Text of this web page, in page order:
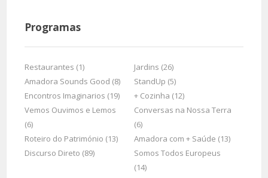
Programas
Restaurantes (1)
Jardins (26)
Amadora Sounds Good (8)
StandUp (5)
Encontros Imaginarios (19)
+ Cozinha (12)
Vemos Ouvimos e Lemos
(6)
Conversas na Nossa Terra
(6)
Roteiro do Património (13)
Amadora com + Saúde (13)
Discurso Direto (89)
Somos Todos Europeus
(14)